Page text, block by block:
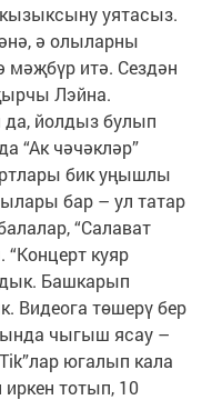
уятасыз.
ә олыларны
мәҗбүр итә. Сездән
Лэйна.
да, йолдыз булып
“Ак чәчәкләр”
бик уңышлы
бар – ул татар
“Салават
куяр
Башкарып
Видеога төшерү бер
чыгыш ясау –
югалып кала
иркен тотып, 10